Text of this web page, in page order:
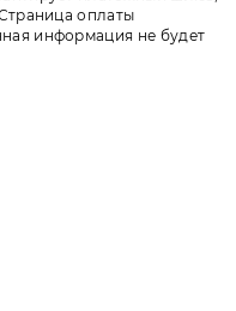
оплаты
информация не будет